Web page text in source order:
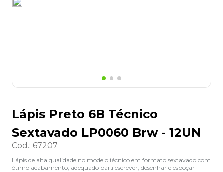
Lápis Preto 6B Técnico
Sextavado LP0060 Brw - 12UN
Cod.: 67207
Lápis de alta qualidade no modelo técnico em formato sextavado com
ótimo acabamento, adequado para escrever, desenhar e esboçar
8